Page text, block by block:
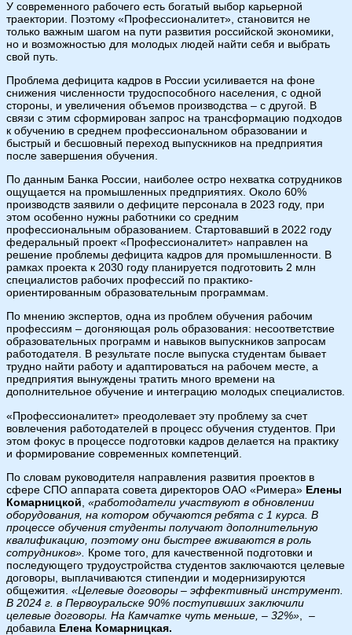
У современного рабочего есть богатый выбор карьерной
траектории. Поэтому «Профессионалитет», становится не
только важным шагом на пути развития российской экономики,
но и возможностью для молодых людей найти себя и выбрать
свой путь.
Проблема дефицита кадров в России усиливается на фоне
снижения численности трудоспособного населения, с одной
стороны, и увеличения объемов производства – с другой. В
связи с этим сформирован запрос на трансформацию подходов
к обучению в среднем профессиональном образовании и
быстрый и бесшовный переход выпускников на предприятия
после завершения обучения.
По данным Банка России, наиболее остро нехватка сотрудников
ощущается на промышленных предприятиях. Около 60%
производств заявили о дефиците персонала в 2023 году, при
этом особенно нужны работники со средним
профессиональным образованием. Стартовавший в 2022 году
федеральный проект «Профессионалитет» направлен на
решение проблемы дефицита кадров для промышленности. В
рамках проекта к 2030 году планируется подготовить 2 млн
специалистов рабочих профессий по практико-
ориентированным образовательным программам.
По мнению экспертов, одна из проблем обучения рабочим
профессиям – догоняющая роль образования: несоответствие
образовательных программ и навыков выпускников запросам
работодателя. В результате после выпуска студентам бывает
трудно найти работу и адаптироваться на рабочем месте, а
предприятия вынуждены тратить много времени на
дополнительное обучение и интеграцию молодых специалистов.
«Профессионалитет» преодолевает эту проблему за счет
вовлечения работодателей в процесс обучения студентов. При
этом фокус в процессе подготовки кадров делается на практику
и формирование современных компетенций.
По словам руководителя направления развития проектов в
сфере СПО аппарата совета директоров ОАО «Римера» Елены
Комарницкой «работодатели участвуют в обновлении
оборудования, на котором обучаются ребята с 1 курса. В
процессе обучения студенты получают дополнительную
квалификацию, поэтому они быстрее вживаются в роль
сотрудников». Кроме того, для качественной подготовки и
последующего трудоустройства студентов заключаются целевые
договоры, выплачиваются стипендии и модернизируются
общежития. «Целевые договоры – эффективный инструмент.
В 2024 г. в Первоуральске 90% поступивших заключили
целевые договоры. На Камчатке чуть меньше, – 32%» , –
добавила Елена Комарницкая.